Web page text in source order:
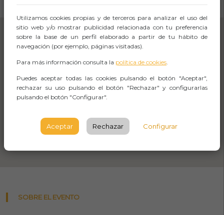
SOBRE EL EVENTO
Abrir Navegación
Utilizamos cookies propias y de terceros para analizar el uso del
sitio web y/o mostrar publicidad relacionada con tu preferencia
sobre la base de un perfil elaborado a partir de tu hábito de
navegación (por ejemplo, páginas visitadas).
Para más información consulta la política de cookies
Puedes aceptar todas las cookies pulsando el botón "Aceptar",
rechazar su uso pulsando el botón "Rechazar" y configurarlas
pulsando el botón "Configurar".
Aceptar Rechazar Configurar